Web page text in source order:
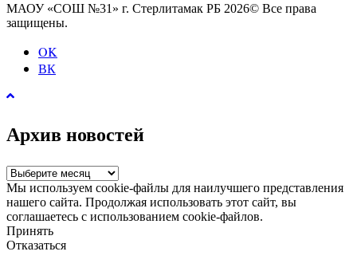
МАОУ «СОШ №31» г. Стерлитамак РБ 2026© Все права
защищены.
OK
ВК
Архив новостей
Архив
новостей
Мы используем cookie-файлы для наилучшего представления
нашего сайта. Продолжая использовать этот сайт, вы
соглашаетесь с использованием cookie-файлов.
Принять
Отказаться